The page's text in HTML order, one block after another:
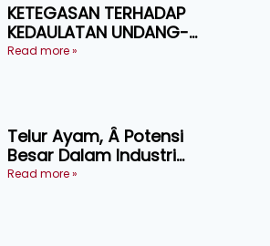
KETEGASAN TERHADAP
KEDAULATAN UNDANG-
UNDANG ASAS KEPADA
Read more »
Telur Ayam, Â Potensi
Besar Dalam Industri
Makanan, Kosmetik dan
Read more »